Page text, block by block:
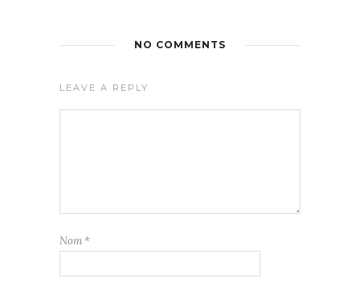
NO COMMENTS
LEAVE A REPLY
Nom *